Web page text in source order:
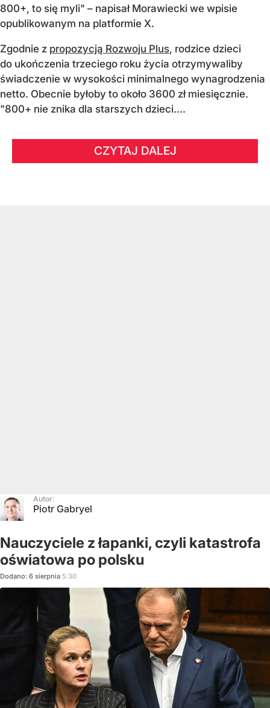
800+, to się myli" – napisał Morawiecki we wpisie
opublikowanym na platformie X.
Zgodnie z propozycją Rozwoju Plus, rodzice dzieci
do ukończenia trzeciego roku życia otrzymywaliby
świadczenie w wysokości minimalnego wynagrodzenia
netto. Obecnie byłoby to około 3600 zł miesięcznie.
"800+ nie znika dla starszych dzieci....
CZYTAJ DALEJ
Autor:
Piotr Gabryel
Nauczyciele z łapanki, czyli katastrofa
oświatowa po polsku
Dodano: 6 sierpnia 5:30